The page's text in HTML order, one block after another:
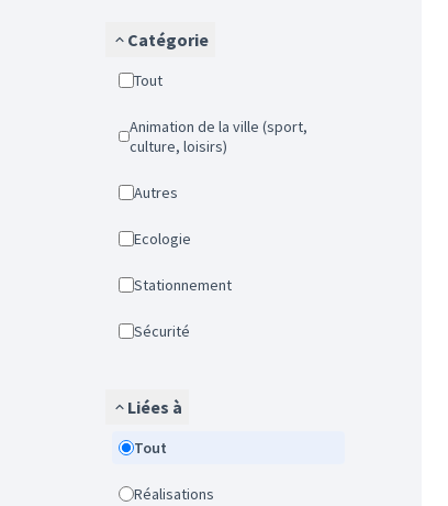
Catégorie
Tout
Animation de la ville (sport,
culture, loisirs)
Autres
Ecologie
Stationnement
Sécurité
Liées à
Tout
Réalisations